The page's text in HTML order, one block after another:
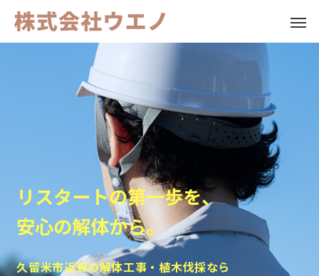
/home/c2319974/
/home/c2319974/
/home/c2319974/
Warning
content/themes/anthem_tcd083/functions/menu.php
リスター トの第一歩を、
安心の解体から。
久留米市近郊の解体工事 ・ 植木伐採なら